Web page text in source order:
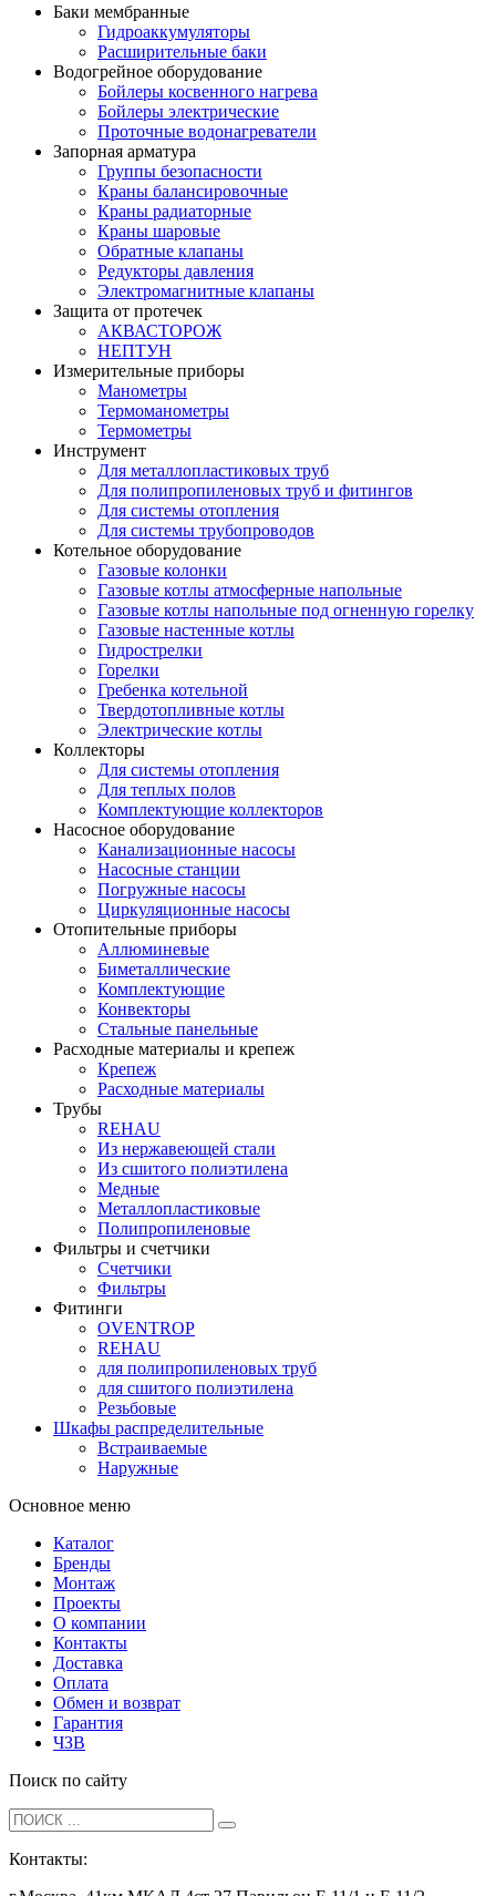
Баки мембранные
Гидроаккумуляторы
Расширительные баки
Водогрейное оборудование
Бойлеры косвенного нагрева
Бойлеры электрические
Проточные водонагреватели
Запорная арматура
Группы безопасности
Краны балансировочные
Краны радиаторные
Краны шаровые
Обратные клапаны
Редукторы давления
Электромагнитные клапаны
Защита от протечек
АКВАСТОРОЖ
НЕПТУН
Измерительные приборы
Манометры
Термоманометры
Термометры
Инструмент
Для металлопластиковых труб
Для полипропиленовых труб и фитингов
Для системы отопления
Для системы трубопроводов
Котельное оборудование
Газовые колонки
Газовые котлы атмосферные напольные
Газовые котлы напольные под огненную горелку
Газовые настенные котлы
Гидрострелки
Горелки
Гребенка котельной
Твердотопливные котлы
Электрические котлы
Коллекторы
Для системы отопления
Для теплых полов
Комплектующие коллекторов
Насосное оборудование
Канализационные насосы
Насосные станции
Погружные насосы
Циркуляционные насосы
Отопительные приборы
Аллюминевые
Биметаллические
Комплектующие
Конвекторы
Стальные панельные
Расходные материалы и крепеж
Крепеж
Расходные материалы
Трубы
REHAU
Из нержавеющей стали
Из сшитого полиэтилена
Медные
Металлопластиковые
Полипропиленовые
Фильтры и счетчики
Счетчики
Фильтры
Фитинги
OVENTROP
REHAU
для полипропиленовых труб
для сшитого полиэтилена
Резьбовые
Шкафы распределительные
Встраиваемые
Наружные
Основное меню
Каталог
Бренды
Монтаж
Проекты
О компании
Контакты
Доставка
Оплата
Обмен и возврат
Гарантия
ЧЗВ
Поиск по сайту
Контакты: